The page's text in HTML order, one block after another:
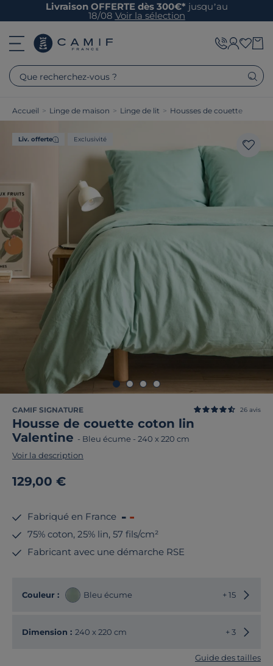
Livraison OFFERTE dès 300€* jusqu’au
18/08 Voir la sélection
Que recherchez-vous ?
Accueil > Linge de maison > Linge de lit > Housses de couette
Liv. offerte Exclusivité
CAMIF SIGNATURE
Housse de couette coton lin
Valentine - Bleu écume - 240 x 220 cm
26 avis
Voir la description
129,00 €
Fabriqué en France
75% coton, 25% lin, 57 fils/cm²
Fabricant avec une démarche RSE
Couleur : Bleu écume + 15
Dimension : 240 x 220 cm + 3
Guide des tailles